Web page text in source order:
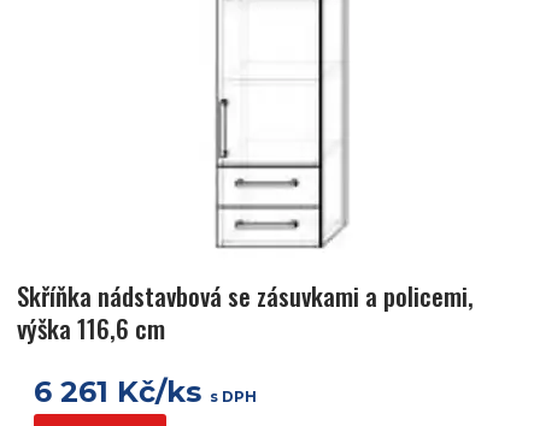
Skříňka nádstavbová se zásuvkami a policemi,
výška 116,6 cm
6 261 Kč/ks s DPH